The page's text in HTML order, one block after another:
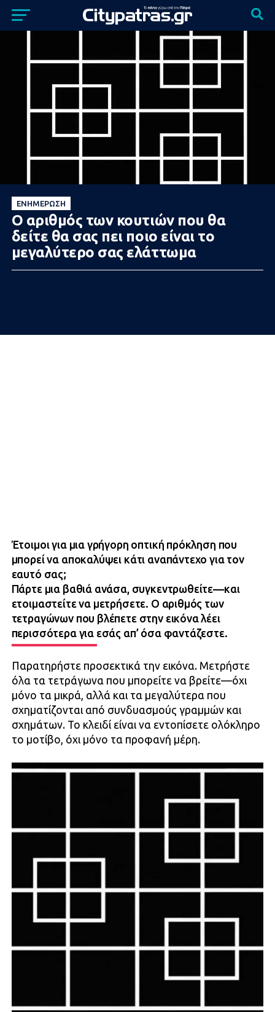
ΕΝΗΜΈΡΩΣΗ
Ο αριθμός των κουτιών που θα
δείτε θα σας πει ποιο είναι το
μεγαλύτερο σας ελάττωμα
Έτοιμοι για μια γρήγορη οπτική πρόκληση που
μπορεί να αποκαλύψει κάτι αναπάντεχο για τον
εαυτό σας;
Πάρτε μια βαθιά ανάσα, συγκεντρωθείτε—και
ετοιμαστείτε να μετρήσετε. Ο αριθμός των
τετραγώνων που βλέπετε στην εικόνα λέει
περισσότερα για εσάς απ’ όσα φαντάζεστε.
Παρατηρήστε προσεκτικά την εικόνα. Μετρήστε
όλα τα τετράγωνα που μπορείτε να βρείτε—όχι
μόνο τα μικρά, αλλά και τα μεγαλύτερα που
σχηματίζονται από συνδυασμούς γραμμών και
σχημάτων. Το κλειδί είναι να εντοπίσετε ολόκληρο
το μοτίβο, όχι μόνο τα προφανή μέρη.